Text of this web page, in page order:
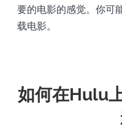
要的电影的感觉。你可
载电影。
如何在Hulu